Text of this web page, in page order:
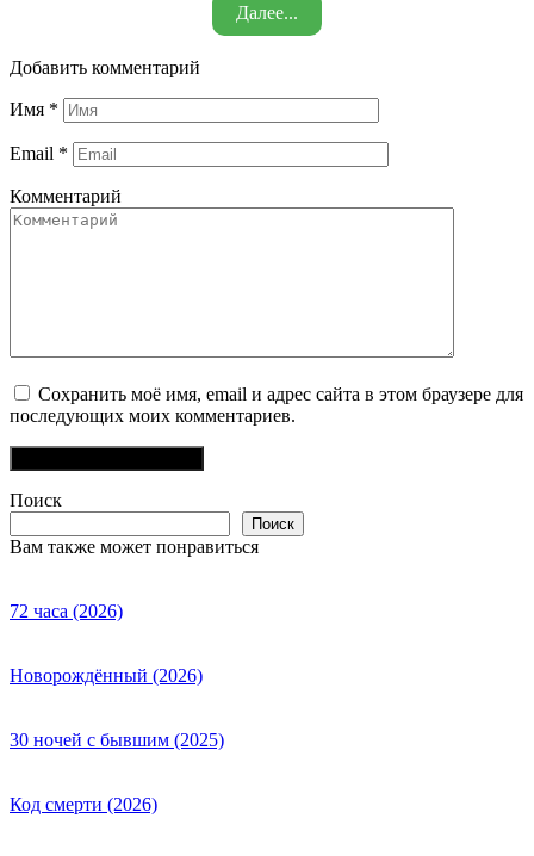
Далее...
Добавить комментарий
Имя *
Email *
Комментарий
Сохранить моё имя, email и адрес сайта в этом браузере для
последующих моих комментариев.
Поиск
Поиск
Вам также может понравиться
72 часа (2026)
Новорождённый (2026)
30 ночей с бывшим (2025)
Код смерти (2026)